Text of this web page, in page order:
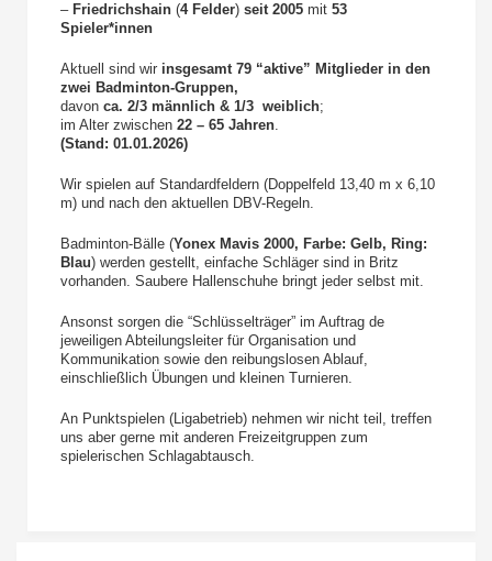
– Friedrichshain (4 Felder) seit 2005 mit 53
Spieler*innen
Aktuell sind wir insgesamt 79 “aktive” Mitglieder in den
zwei Badminton-Gruppen,
davon ca. 2/3 männlich & 1/3 weiblich;
im Alter zwischen 22 – 65 Jahren.
(Stand: 01.01.2026)
Wir spielen auf Standardfeldern (Doppelfeld 13,40 m x 6,10
m) und nach den aktuellen DBV-Regeln.
Badminton-Bälle (Yonex Mavis 2000, Farbe: Gelb, Ring:
Blau) werden gestellt, einfache Schläger sind in Britz
vorhanden. Saubere Hallenschuhe bringt jeder selbst mit.
Ansonst sorgen die “Schlüsselträger” im Auftrag de
jeweiligen Abteilungsleiter für Organisation und
Kommunikation sowie den reibungslosen Ablauf,
einschließlich Übungen und kleinen Turnieren.
An Punktspielen (Ligabetrieb) nehmen wir nicht teil, treffen
uns aber gerne mit anderen Freizeitgruppen zum
spielerischen Schlagabtausch.